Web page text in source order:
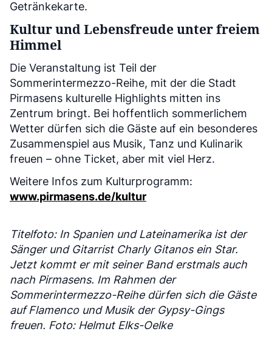
Getränkekarte.
Kultur und Lebensfreude unter freiem
Himmel
Die Veranstaltung ist Teil der
Sommerintermezzo-Reihe, mit der die Stadt
Pirmasens kulturelle Highlights mitten ins
Zentrum bringt. Bei hoffentlich sommerlichem
Wetter dürfen sich die Gäste auf ein besonderes
Zusammenspiel aus Musik, Tanz und Kulinarik
freuen – ohne Ticket, aber mit viel Herz.
Weitere Infos zum Kulturprogramm:
www.pirmasens.de/kultur
Titelfoto: In Spanien und Lateinamerika ist der
Sänger und Gitarrist Charly Gitanos ein Star.
Jetzt kommt er mit seiner Band erstmals auch
nach Pirmasens. Im Rahmen der
Sommerintermezzo-Reihe dürfen sich die Gäste
auf Flamenco und Musik der Gypsy-Gings
freuen. Foto: Helmut Elks-Oelke